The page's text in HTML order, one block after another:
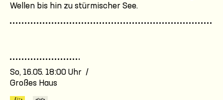
Wellen bis hin zu stürmischer See.
So, 16.05. 18:00 Uhr /
Großes Haus